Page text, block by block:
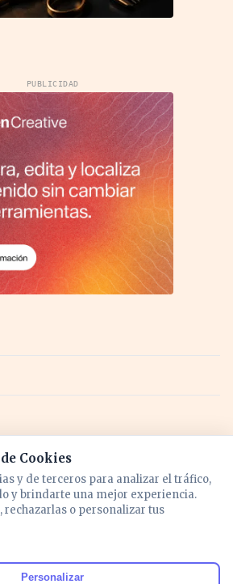
PUBLICIDAD
de economía, mercados,
Cookies
y de terceros para analizar el tráfico,
y brindarte una mejor experiencia.
rechazarlas o personalizar tus
Personalizar